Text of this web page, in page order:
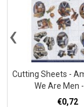
Cutting Sheets -
We Are Men
€0,72
‹